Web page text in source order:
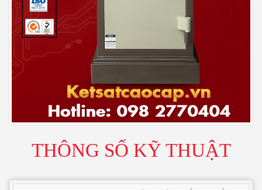
THÔNG SỐ KỸ THUẬT